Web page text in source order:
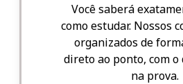
Você saberá
como estudar. Nossos
organizados de
direto ao ponto, com o
na prova.